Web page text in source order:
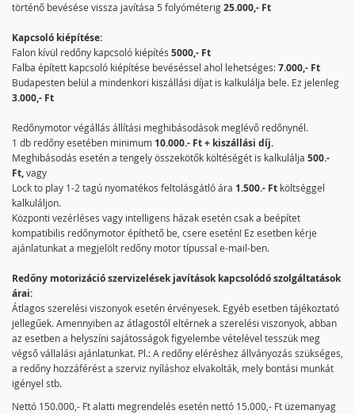
történő bevésése vissza javítása 5 folyóméterig25.000,- Ft
Kapcsoló kiépítése:
Falon kívül redőny kapcsoló kiépítés 5000,- Ft
Falba épített kapcsoló kiépítése bevéséssel ahol lehetséges:7.000,- Ft
Budapesten belül a mindenkori kiszállási díjat is kalkulálja bele. Ez jelenleg
3.000,- Ft
Redőnymotor végállás állítási meghibásodások meglévő redőnynél.
1 db redőny esetében minimum 10.000.- Ft + kiszállási díj.
Meghibásodás esetén a tengely összekötők költéségét is kalkulálja 500.-
Ft,vagy
Lock to play 1-2 tagú nyomatékos feltolásgátló ára 1.500.- Ft költséggel
kalkuláljon.
Központi vezérléses vagy intelligens házak esetén csak a beépítet
kompatibilis redőnymotor építhető be, csere esetén! Ez esetben kérje
ajánlatunkat a megjelölt redőny motor típussal e-mail-ben.
Redőny motorizáció szervizelések javítások kapcsolódó szolgáltatások
árai:
Átlagos szerelési viszonyok esetén érvényesek. Egyéb esetben tájékoztató
jellegűek. Amennyiben az átlagostól eltérnek a szerelési viszonyok, abban
az esetben a helyszíni sajátosságok figyelembe vételével tesszük meg
végső vállalási ajánlatunkat. Pl.: A redőny eléréshez állványozás szükséges,
a redőny hozzáférést a szerviz nyíláshoz elvakolták, mely bontási munkát
igényel stb.
Nettó 150.000,- Ft alatti megrendelés esetén nettó 15.000,- Ft üzemanyag